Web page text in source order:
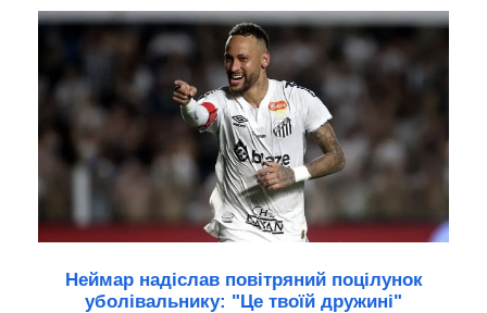
Неймар надіслав повітряний поцілунок
уболівальнику: "Це твоїй дружині"